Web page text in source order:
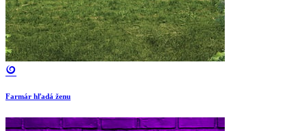
Farmár hľadá ženu